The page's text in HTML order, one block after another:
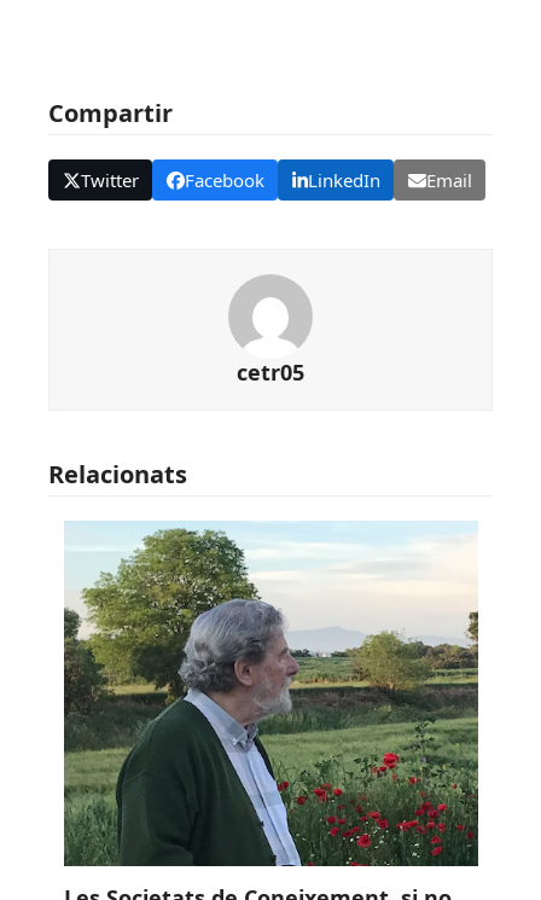
Compartir
Twitter Facebook LinkedIn Email
cetr05
Relacionats